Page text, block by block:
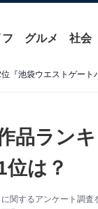
グルメ 社会
『池袋ウエストゲート
品ラン
位は？
関するアンケート調査